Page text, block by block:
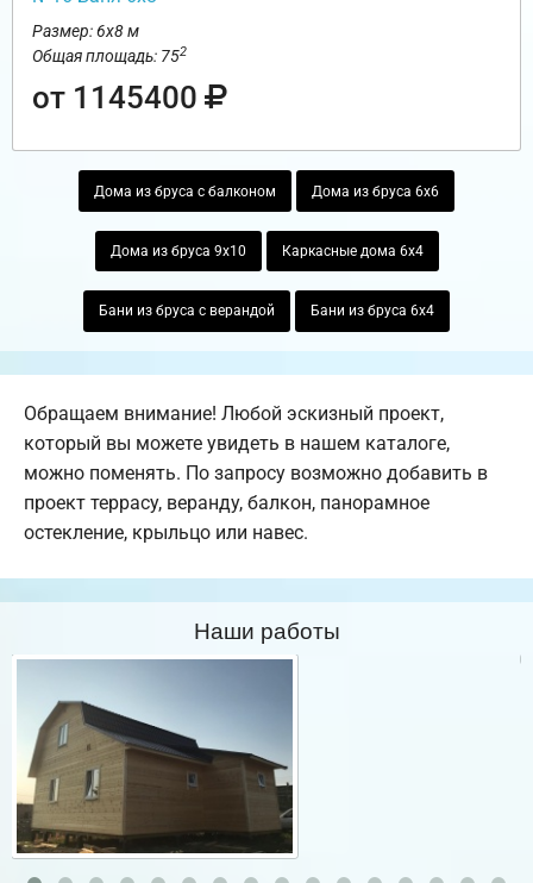
Размер: 6х8 м
Общая площадь: 752
от 1145400
Дома из бруса с балконом Дома из бруса 6х6
Дома из бруса 9х10 Каркасные дома 6х4
Бани из бруса с верандой Бани из бруса 6х4
Обращаем внимание! Любой эскизный проект,
который вы можете увидеть в нашем каталоге,
можно поменять. По запросу возможно добавить в
проект террасу, веранду, балкон, панорамное
остекление, крыльцо или навес.
Наши работы